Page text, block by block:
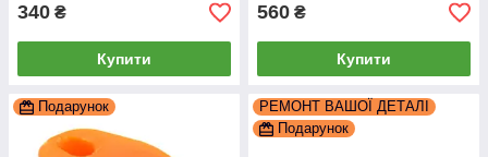
340 ₴
Купити
560 ₴
Купити
Подарунок
РЕМОНТ ВАШОЇ ДЕТАЛІ
Подарунок